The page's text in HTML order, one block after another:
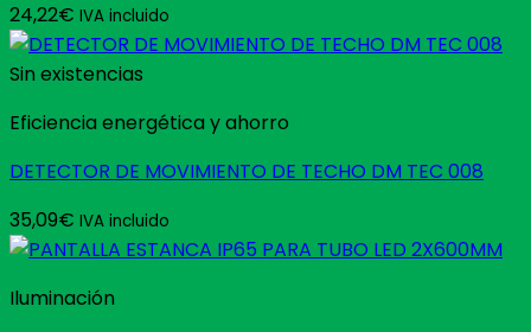
24,22€ IVA incluido
Sin existencias
Eficiencia energética y ahorro
DETECTOR DE MOVIMIENTO DE TECHO DM TEC 008
35,09€ IVA incluido
Iluminación